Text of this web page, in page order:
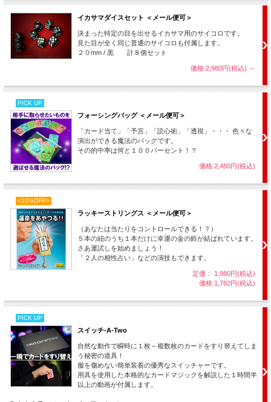
■プールホール・シェル： 王冠を使ったシェルゲーム
■ファインド・ザ・レディ： これだけで立派な一手順！３カード・モンテ
■クリップ・ザ・クイーン： 簡単に行えるトランプ詐欺
■ローラー・コースター： 意外性が美しいトリック・ショット
■マウス・アップ： グラスを並べ替えるパズル
■オッド・ディストリビューション： コインとグラスのパズル
■オン・エッジ： コインをエッジで立たせる落とし方
■サーキュラー・ロジック： グラスの高さは円周より長い！？
■キャップ・アウト： ビンに入れたキャップを触れずに出す！？
■マネー・ワイズ： 公明正大に５ドル札を10ドルと交換
■キャッシュ・オークション： 10ドル札を14ドルで売る！？
■リッピング・グッド・タイム： 紙を２つに破ったはずが・・・
■リワード： その一言ですべてを巻き上げる
■トランスポーター： オリーブを、手では触れずに移動させる
■マウス・トゥ・マウス： 重ねたグラスの上だけをカラにする
■イン・プア・テイスト： 最後はこれを使って逃げろ！
↑サンプル動画がご覧頂けます。↑
マインド・バグラーズ 第２巻：パーティー・パズル
イカサマダイスセット ＜メール便可＞
決まった特定の目を出せるイカサマ用のサイコロです。
見た目が全く同じ普通のサイコロも付属します。
２０mm / 黒 計８個セット
価格:2,980円(税込) ～
PICK UP
フォーシングバッグ ＜メール便可＞
「カード当て」「予言」「読心術」「透視」・・・ 色々な
演出ができる魔法のバッグです。
その的中率は何と１００パーセント！？
価格:2,480円(税込)
<10%OFF>
ラッキーストリングス ＜メール便可＞
（あなたは当たりをコントロールできる！？）
５本の紐のうち１本だけに幸運の金の鈴が結ばれています。
さあ運試しを始めましょう！
「２人の相性占い」などの演技もできます。
定価： 1,980円(税込)
価格:1,782円(税込)
PICK UP
スイッチ-A-Two
自然な動作で瞬時に１枚～複数枚のカードをすり替えてしま
う秘密の道具！
服を傷めない簡単装着の優秀なスイッチャーです。
用具を使用した本格的なカードマジックを解説した１時間半
以上の動画が付属します。